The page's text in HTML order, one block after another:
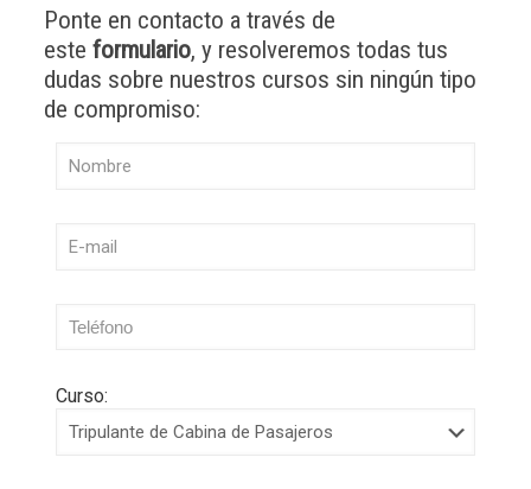
Ponte en contacto a través de
este formulario, y resolveremos todas tus
dudas sobre nuestros cursos sin ningún tipo
de compromiso:
Curso: